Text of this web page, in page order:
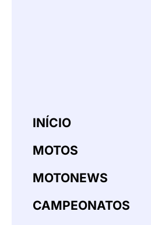
INÍCIO
MOTOS
MOTONEWS
CAMPEONATOS